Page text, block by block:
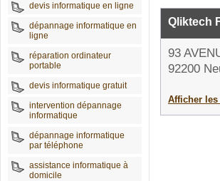
devis informatique en ligne
dépannage informatique en
ligne
réparation ordinateur
portable
devis informatique gratuit
intervention dépannage
informatique
dépannage informatique
par téléphone
assistance informatique à
domicile
Qliktech
93
92200
Afficher